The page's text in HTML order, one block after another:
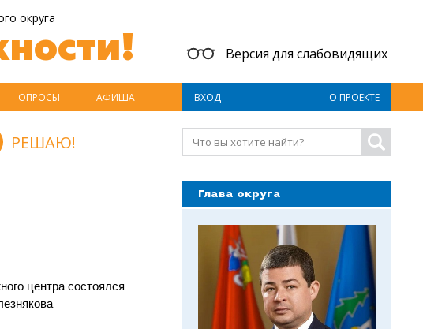
округа
Версия для слабовидящих
ОПРОСЫ АФИША ВХОД О ПРОЕКТЕ
РЕШАЮ!
центра состоялся
Глава округа